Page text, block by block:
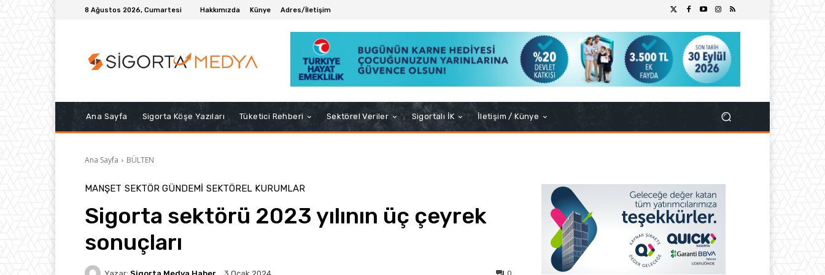
8 Ağustos 2026, Cumartesi Hakkımızda Künye Adres/İletişim
Ana Sayfa Sigorta Köşe Yazıları Tüketici Rehberi Sektörel Veriler Sigortalı İK İletişim / Künye
Ana Sayfa BÜLTEN
MANŞET SEKTÖR GÜNDEMİ SEKTÖREL KURUMLAR
Sigorta sektörü 2023 yılının üç çeyrek
sonuçları